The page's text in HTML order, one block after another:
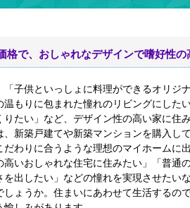
格で、おしゃれなデザインで嗜好性
子供といっしょに料理ができるオリジ
温もりに包まれた憧れのリビングにした
たい」など、デザイン性の高い家に住
、新築戸建てや新築マンションを購入し
だわりに合うような理想のマイホームに
高いおしゃれな住宅に住みたい」「普通
を出したい」などの憧れを実現させたい
しょうか。住まいにあわせて生活するの